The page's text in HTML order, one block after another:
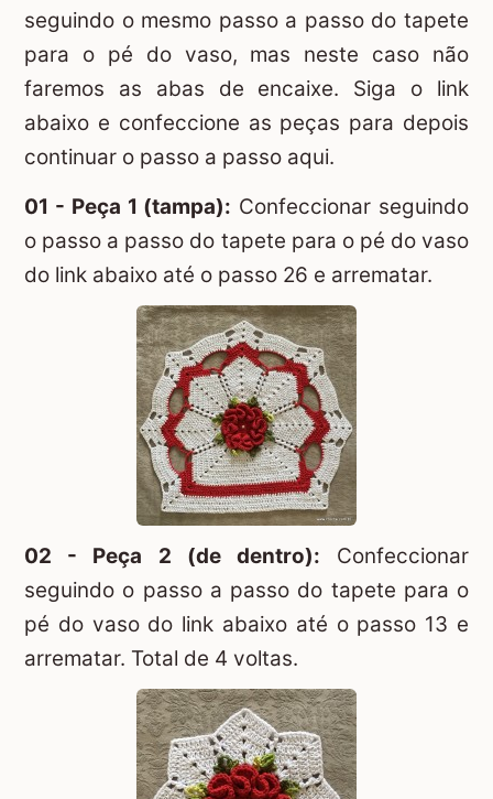
seguindo o mesmo passo a passo do tapete
para o pé do vaso, mas neste caso não
faremos as abas de encaixe. Siga o link
abaixo e confeccione as peças para depois
continuar o passo a passo aqui.
01 - Peça 1 (tampa): Confeccionar seguindo
o passo a passo do tapete para o pé do vaso
do link abaixo até o passo 26 e arrematar.
02 - Peça 2 (de dentro): Confeccionar
seguindo o passo a passo do tapete para o
pé do vaso do link abaixo até o passo 13 e
arrematar. Total de 4 voltas.